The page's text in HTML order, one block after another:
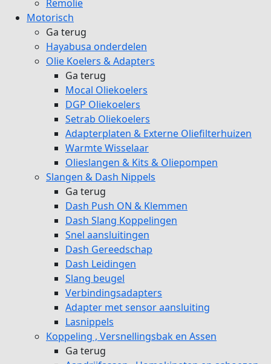
Remolie
Motorisch
Ga terug
Hayabusa onderdelen
Olie Koelers & Adapters
Ga terug
Mocal Oliekoelers
DGP Oliekoelers
Setrab Oliekoelers
Adapterplaten & Externe Oliefilterhuizen
Warmte Wisselaar
Olieslangen & Kits & Oliepompen
Slangen & Dash Nippels
Ga terug
Dash Push ON & Klemmen
Dash Slang Koppelingen
Snel aansluitingen
Dash Gereedschap
Dash Leidingen
Slang beugel
Verbindingsadapters
Adapter met sensor aansluiting
Lasnippels
Koppeling , Versnellingsbak en Assen
Ga terug